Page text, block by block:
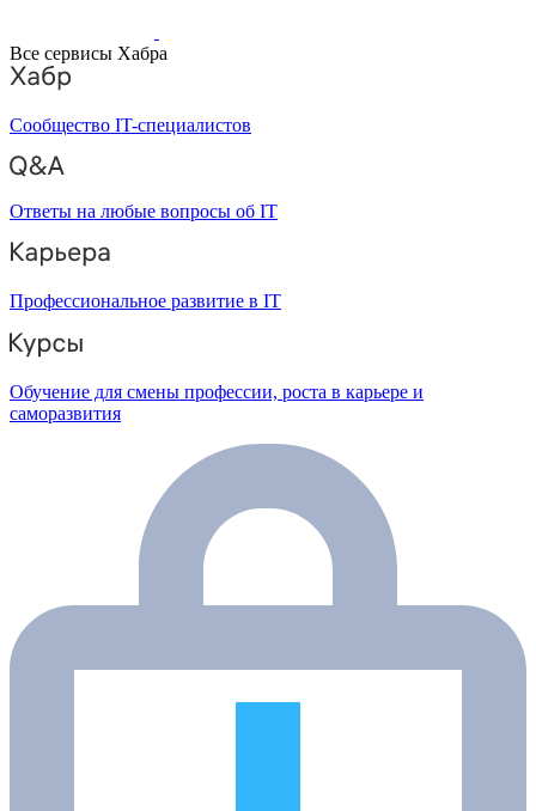
Все сервисы Хабра
Сообщество IT-специалистов
Ответы на любые вопросы об IT
Профессиональное развитие в IT
Обучение для смены профессии, роста в карьере и
саморазвития